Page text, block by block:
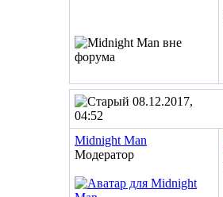
08.12.2017,
04:52
Midnight Man
Модератор